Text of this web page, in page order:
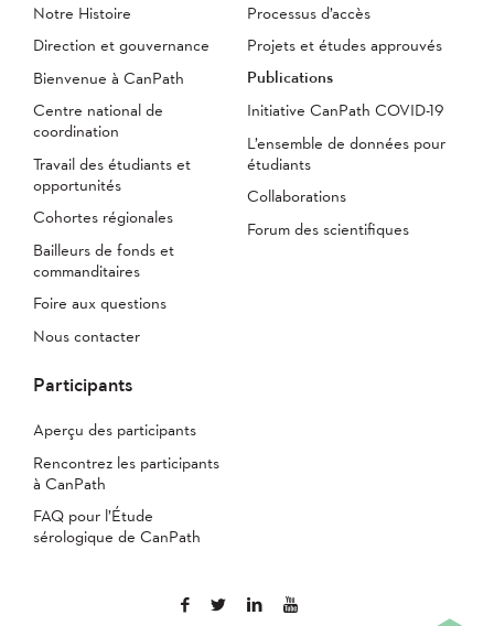
Notre Histoire
Direction et gouvernance
Bienvenue à CanPath
Centre national de
coordination
Travail des étudiants et
opportunités
Cohortes régionales
Bailleurs de fonds et
commanditaires
Foire aux questions
Nous contacter
Processus d’accès
Projets et études approuvés
Publications
Initiative CanPath COVID-19
L’ensemble de données pour
étudiants
Collaborations
Forum des scientifiques
Participants
Aperçu des participants
Rencontrez les participants
à CanPath
FAQ pour l’Étude
sérologique de CanPath